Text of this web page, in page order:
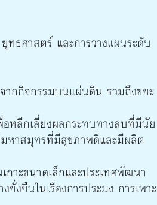
ธศาสตร์ และการวางแผนระดับ
ากกิจกรรมบนแผ่นดิน รวมถึงขยะ
อหลีกเลี่ยงผลกระทบทางลบที่มีนัย
หาสมุทรที่มีสุขภาพดีและมีผลิต
าะขนาดเล็กและประเทศพัฒนา
งยืนในเรื่องการประมง การเพาะ